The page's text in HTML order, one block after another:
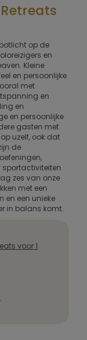
op de
en
Kleine
en persoonlijke
met
en
en
en persoonlijke
gasten met
uzelf, ook dat
de
zes van onze
met een
en een unieke
in balans komt.
voor 1